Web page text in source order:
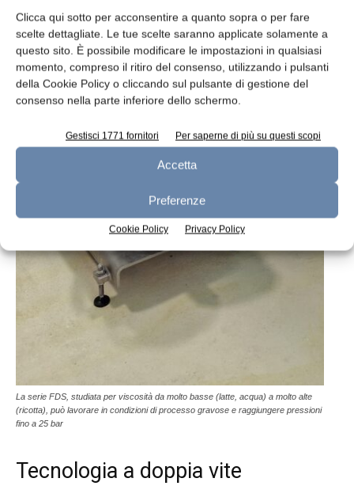
Clicca qui sotto per acconsentire a quanto sopra o per fare
scelte dettagliate. Le tue scelte saranno applicate solamente a
questo sito. È possibile modificare le impostazioni in qualsiasi
momento, compreso il ritiro del consenso, utilizzando i pulsanti
della Cookie Policy o cliccando sul pulsante di gestione del
consenso nella parte inferiore dello schermo.
Gestisci 1771 fornitori Per saperne di più su questi scopi
Accetta
Preferenze
Cookie Policy Privacy Policy
La serie FDS, studiata per viscosità da molto basse (latte, acqua) a molto alte
(ricotta), può lavorare in condizioni di processo gravose e raggiungere pressioni
fino a 25 bar
Tecnologia a doppia vite